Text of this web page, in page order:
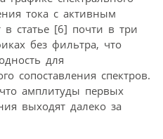
тока с активным
статье [6] почти в три
без фильтра, что
для
сопоставления спектров.
амплитуды первых
выходят далеко за